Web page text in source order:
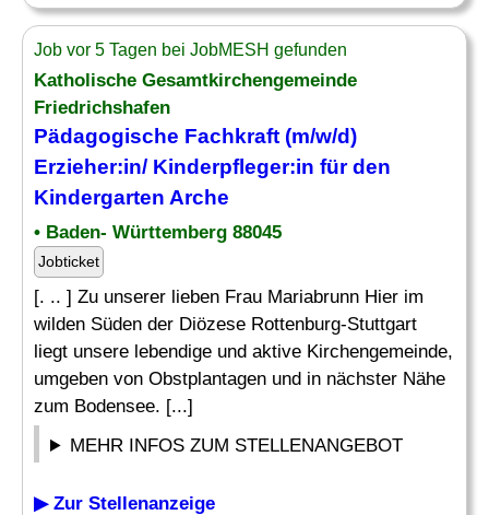
Job vor 5 Tagen bei JobMESH gefunden
Katholische Gesamtkirchengemeinde
Friedrichshafen
Pädagogische Fachkraft (m/w/d)
Erzieher:in/ Kinderpfleger:in für den
Kindergarten Arche
• Baden- Württemberg 88045
Jobticket
[. .. ] Zu unserer lieben Frau Mariabrunn Hier im
wilden Süden der Diözese Rottenburg-Stuttgart
liegt unsere lebendige und aktive Kirchengemeinde,
umgeben von Obstplantagen und in nächster Nähe
zum Bodensee. [...]
MEHR INFOS ZUM STELLENANGEBOT
▶ Zur Stellenanzeige